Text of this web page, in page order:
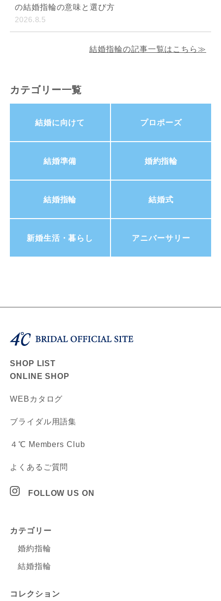
の結婚指輪の意味と選び方
2026.8.5
結婚指輪の記事一覧はこちら≫
カテゴリー一覧
結婚に向けて プロポーズ
結婚準備 婚約指輪
結婚指輪 結婚式
新婚生活・暮らし アニバーサリー
SHOP LIST
ONLINE SHOP
WEBカタログ
ブライダル用語集
４℃ Members Club
よくあるご質問
FOLLOW US ON
カテゴリー
婚約指輪
結婚指輪
コレクション